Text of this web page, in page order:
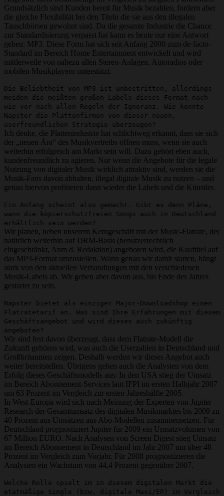
Grundsätzlich sind Kunden bereit für Musik bezahlen, fordern aber
die gleiche Flexibilität bei den Titeln die sie aus den illegalen
Tauschbörsen gewohnt sind. Da die gesamte Industrie die Chance
zur Standardisierung verpasst hat kann es heute nur eine Antwort
geben: MP3. Diese Form hat sich seit Anfang 2000 zum de-facto-
Standard im Bereich Home Entertainment entwickelt und wird
mittlerweile von nahezu allen Stereo-Anlagen, Autoradios oder
mobilen Musikplayern unterstützt.
Die Beliebtheit von MP3 ist unbestritten, allerdings
meiden die meißten großen Labels dieses Format nach
wie vor nach allen Regeln der Ignoranz. Wie konnte
Napster die Plattenfirmen von dieser neuen,
userfreundlichen Strategie überzeugen?
Ich denke, die Plattenindustrie hat schlichtweg erkannt, dass sie sich
der „neuen Ära“ des Musikvertreibs öffnen muss, wenn sie auch
weiterhin erfolgreich am Markt sein will. Dazu gehört eben auch,
kundenfreundlich zu agieren. Nur wenn die Angebote für die legale
Nutzung von digitaler Musik wirklich attraktiv sind, werden sie die
Musik-Fans davon abhalten, illegal digitale Musik zu nutzen – und
genau hiervon profitieren dann wieder die Labels und die Künstler.
Ein Anfang scheint also gemacht. Gibt es denn Pläne,
wann die kopierschutzfreien Songs auch in Deutschland
erhältlich sein werden?
Wir planen, neben unserem Kerngeschäft mit der Music-Flatrate, der
natürlich weiterhin auf DRM-Basis (benutzerrechtlich
eingeschränkt, Anm d. Redaktion) angeboten wird, die Kauftitel auf
das MP3-Format umzustellen. Wann genau wir damit starten, hängt
stark von den aktuellen Verhandlungen mit den verschiedenen
Musik-Labels ab. Wir gehen aber davon aus, bis Ende des Jahres
gestartet zu sein.
Napster bietet als einziger Major-Downloadshop einen
Flatratetarif an. Was sind Ihre Erfahrungen mit diesem
Geschäftsangebot und wird dieses auch zukünftig
angeboten?
Wir sind fest davon überzeugt, dass dem Flatrate-Modell die
Zukunft gehören wird, was auch die Userzahlen in Deutschland und
Großbritannien zeigen. Deshalb werden wir dieses Angebot auch
weiter bereitstellen. Übrigens gehen auch die Analysten von dem
Erfolg dieses Geschäftsmodells aus: In den USA stieg der Umsatz
im Bereich Abonnement-Services laut IFPI im ersten Halbjahr 2007
um 63 Prozent im Vergleich zur ersten Jahreshälfte 2005.
In West-Europa wird sich nach Meinung der Experten von Jupiter
Research der Gesamtumsatz des digitalen Musikmarktes bis 2009 zu
40 Prozent aus Umsätzen aus Abo-Modellen zusammensetzen. Für
Deutschland prognostiziert Jupiter für 2009 ein Umsatzvolumen von
67 Million EURO. Nach Analysen von Screen Digest stieg Umsatz
im Bereich Abonnement in Deutschland im Jahr 2007 um über 48
Prozent im Vergleich zum Vorjahr. Für 2008 prognostizieren die
Analysten ein Wachstum von 44,4 Prozent gegenüber 2007.
Welche Rolle spielt im in diesem digitalen Markt die
etatmäßige Single (bzw. digitale Maxi/EP) im Vergleich